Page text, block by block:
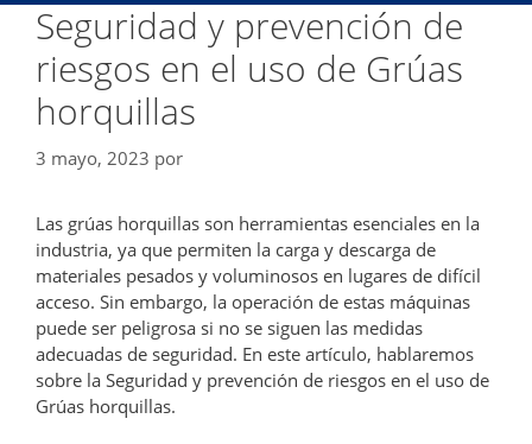
Seguridad y prevención de
riesgos en el uso de Grúas
horquillas
3 mayo, 2023 por
Las grúas horquillas son herramientas esenciales en la
industria, ya que permiten la carga y descarga de
materiales pesados y voluminosos en lugares de difícil
acceso. Sin embargo, la operación de estas máquinas
puede ser peligrosa si no se siguen las medidas
adecuadas de seguridad. En este artículo, hablaremos
sobre la Seguridad y prevención de riesgos en el uso de
Grúas horquillas.